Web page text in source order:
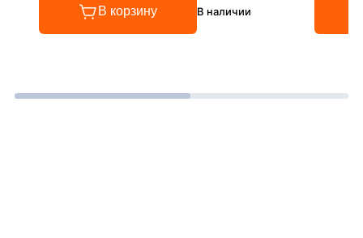
В корзину В наличии